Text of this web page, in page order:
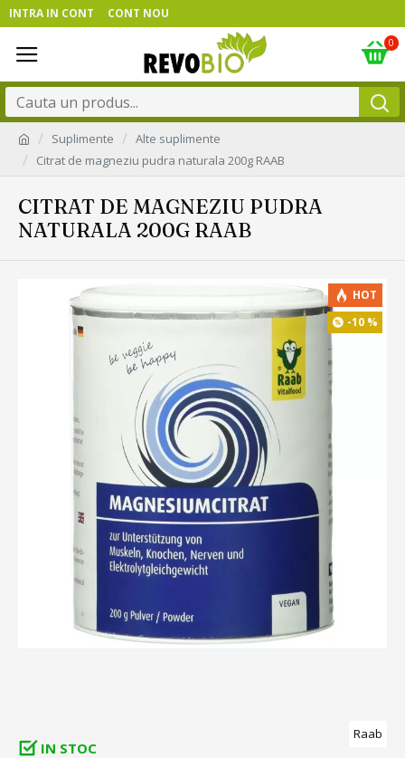
INTRA IN CONT CONT NOU
0
Suplimente
Alte suplimente
Citrat de magneziu pudra naturala 200g RAAB
CITRAT DE MAGNEZIU PUDRA
NATURALA 200G RAAB
HOT
-10 %
IN STOC
Raab